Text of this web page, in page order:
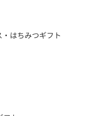
はちみつギフト